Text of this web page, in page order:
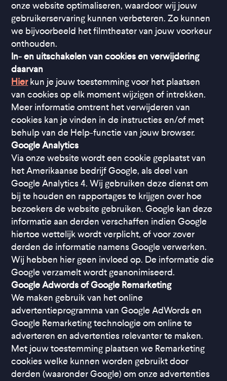
onze website optimaliseren, waardoor wij jouw
gebruikerservaring kunnen verbeteren. Zo kunnen
we bijvoorbeeld het filmtheater van jouw voorkeur
onthouden.
In- en uitschakelen van cookies en verwijdering
daarvan
Hierkun je jouw toestemming voor het plaatsen
van cookies op elk moment wijzigen of intrekken.
Meer informatie omtrent het verwijderen van
cookies kan je vinden in de instructies en/of met
behulp van de Help-functie van jouw browser.
Google Analytics
Via onze website wordt een cookie geplaatst van
het Amerikaanse bedrijf Google, als deel van
Google Analytics 4. Wij gebruiken deze dienst om
bij te houden en rapportages te krijgen over hoe
bezoekers de website gebruiken. Google kan deze
informatie aan derden verschaffen indien Google
hiertoe wettelijk wordt verplicht, of voor zover
derden de informatie namens Google verwerken.
Wij hebben hier geen invloed op. De informatie die
Google verzamelt wordt geanonimiseerd.
Google Adwords of Google Remarketing
We maken gebruik van het online
advertentieprogramma van Google AdWords en
Google Remarketing technologie om online te
adverteren en advertenties relevanter te maken.
Met jouw toestemming plaatsen we Remarketing
cookies welke kunnen worden gebruikt door
derden (waaronder Google) om onze advertenties